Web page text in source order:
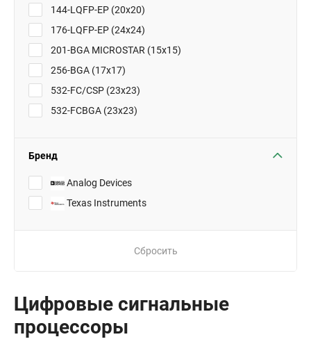
144-LQFP-EP (20x20)
176-LQFP-EP (24x24)
201-BGA MICROSTAR (15x15)
256-BGA (17x17)
532-FC/CSP (23x23)
532-FCBGA (23x23)
Бренд
Analog Devices
Texas Instruments
Сбросить
Цифровые сигнальные
процессоры